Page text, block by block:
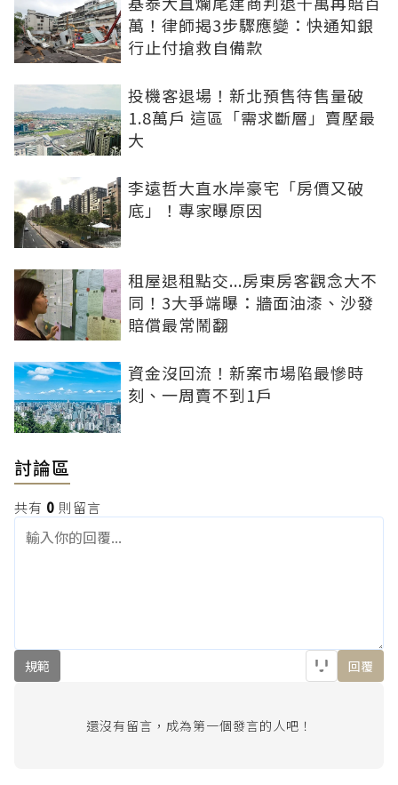
萬！律師揭3步驟應變：快通知銀
行止付搶救自備款
投機客退場！新北預售待售量破
1.8萬戶 這區「需求斷層」賣壓最
大
李遠哲大直水岸豪宅「房價又破
底」！專家曝原因
租屋退租點交...房東房客觀念大不
同！3大爭端曝：牆面油漆、沙發
賠償最常鬧翻
資金沒回流！新案市場陷最慘時
刻、一周賣不到1戶
討論區
共有 0 則留言
規範 回覆
還沒有留言，成為第一個發言的人吧！